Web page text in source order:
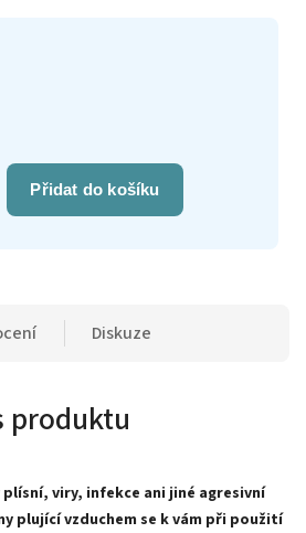
Přidat do košíku
Diskuze
produktu
viry, infekce ani jiné agresivní
plující vzduchem se k vám při použití